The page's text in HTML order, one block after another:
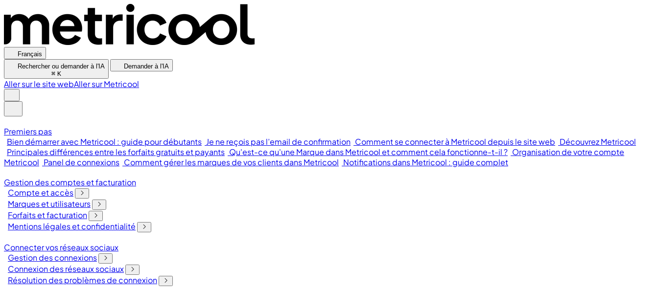
Français
Rechercher ou demander à l'IA
⌘ K
Demander à l'IA
Aller sur le site webAller sur Metricool
Premiers pas
Bien démarrer avec Metricool : guide pour débutants Je ne reçois pas l’email de confirmation Comment se connecter à Metricool depuis le site web Découvrez Metricool
Principales différences entre les forfaits gratuits et payants Qu'est-ce qu'une Marque dans Metricool et comment cela fonctionne-t-il ? Organisation de votre compte
Metricool Panel de connexions Comment gérer les marques de vos clients dans Metricool Notifications dans Metricool : guide complet
Gestion des comptes et facturation
Compte et accès
Marques et utilisateurs
Forfaits et facturation
Mentions légales et confidentialité
Connecter vos réseaux sociaux
Gestion des connexions
Connexion des réseaux sociaux
Résolution des problèmes de connexion